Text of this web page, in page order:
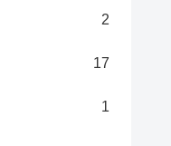
2
17
1